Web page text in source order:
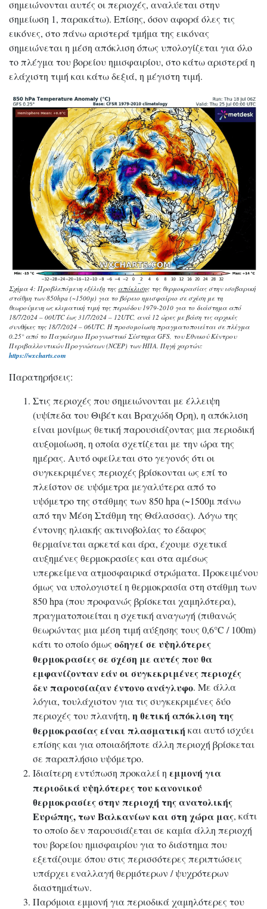
σημειώνονται αυτές οι περιοχές, αναλύεται στην
σημείωση 1, παρακάτω). Επίσης, όσον αφορά όλες τις
εικόνες, στο πάνω αριστερά τμήμα της εικόνας
σημειώνεται η μέση απόκλιση όπως υπολογίζεται για όλο
το πλέγμα του βορείου ημισφαιρίου, στο κάτω αριστερά η
ελάχιστη τιμή και κάτω δεξιά, η μέγιστη τιμή.
Σχήμα 4: Προβλεπόμενη εξέλιξη της απόκλισηςτης θερμοκρασίας στην ισοβαρική
στάθμη των 850hpa (~1500μ) για το βόρειο ημισφαίριο σε σχέση με τη
θεωρούμενη ως κλιματική τιμή της περιόδου 1979-2010 για το διάστημα από
18/7/2024 – 00UTC έως 31/7/2024 – 12UTC, ανά 12 ώρες με βάση τις αρχικές
συνθήκες της 18/7/2024 – 06UTC. Η προσομοίωση πραγματοποιείται σε πλέγμα
0.25° από το Παγκόσμιο Προγνωστικό Σύστημα GFS, του Εθνικού Κέντρου
Περιβαλλοντικών Προγνώσεων (NCEP) των ΗΠΑ. Πηγή χαρτών:
https://wxcharts.com
Παρατηρήσεις:
Στις περιοχές που σημειώνονται με έλλειψη
(υψίπεδα του Θιβέτ και Βραχώδη Όρη), η απόκλιση
είναι μονίμως θετική παρουσιάζοντας μια περιοδική
αυξομοίωση, η οποία σχετίζεται με την ώρα της
ημέρας. Αυτό οφείλεται στο γεγονός ότι οι
συγκεκριμένες περιοχές βρίσκονται ως επί το
πλείστον σε υψόμετρα μεγαλύτερα από το
υψόμετρο της στάθμης των 850 hpa (~1500μ πάνω
από την Μέση Στάθμη της Θάλασσας). Λόγω της
έντονης ηλιακής ακτινοβολίας το έδαφος
θερμαίνεται αρκετά και άρα, έχουμε σχετικά
αυξημένες θερμοκρασίες και στα αμέσως
υπερκείμενα ατμοσφαιρικά στρώματα. Προκειμένου
όμως να υπολογιστεί η θερμοκρασία στη στάθμη των
850 hpa (που προφανώς βρίσκεται χαμηλότερα),
πραγματοποιείται η σχετική αναγωγή (πιθανώς
θεωρώντας μια μέση τιμή αύξησης τους 0,6°C / 100m)
κάτι το οποίο όμως οδηγεί σε υψηλότερες
θερμοκρασίες σε σχέση με αυτές που θα
εμφανίζονταν εάν οι συγκεκριμένες περιοχές
δεν παρουσίαζαν έντονο ανάγλυφο. Με άλλα
λόγια, τουλάχιστον για τις συγκεκριμένες δύο
περιοχές του πλανήτη, η θετική απόκλιση της
θερμοκρασίας είναι πλασματική και αυτό ισχύει
επίσης και για οποιαδήποτε άλλη περιοχή βρίσκεται
σε παραπλήσιο υψόμετρο.
Ιδιαίτερη εντύπωση προκαλεί η εμμονή για
περιοδικά υψηλότερες του κανονικού
θερμοκρασίες στην περιοχή της ανατολικής
Ευρώπης, των Βαλκανίων και στη χώρα μας, κάτι
το οποίο δεν παρουσιάζεται σε καμία άλλη περιοχή
του βορείου ημισφαιρίου για το διάστημα που
εξετάζουμε όπου στις περισσότερες περιπτώσεις
υπάρχει εναλλαγή θερμότερων / ψυχρότερων
διαστημάτων.
Παρόμοια εμμονή για περιοδικά χαμηλότερες του